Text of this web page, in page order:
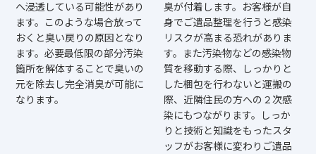
へ浸透している可能性があり
ます。このような場合放って
おくと臭い戻りの原因となり
ます。必要最低限の部分汚染
箇所を解体することで臭いの
元を除去し完全消臭が可能に
なります。
臭が付着します。お客様が自
身でご遺品整理を行うと感染
リスクが高まる恐れがありま
す。また汚染物などの感染物
質を移動する際、しっかりと
した梱包を行わないと運搬の
際、近隣住民の方への２次感
染にもつながります。しっか
りと技術と知識をもったスタ
ッフがお客様に変わりご遺品